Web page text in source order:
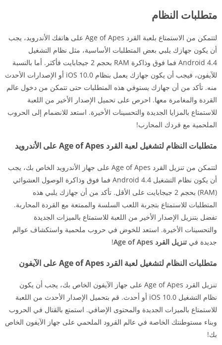
متطلبات النظام
لتتمكن من الاستمتاع بلعبة القرد Age of Apes على هاتفك الأندرويد، يجب
أن يكون جهازك يلبي بعض المتطلبات الأساسية، مثل نظام التشغيل
Android 4.4 فما فوق وذاكرة RAM بحجم 2 جيجابايت فأكثر. أما بالنسبة
للآيفون، فيجب أن يكون جهازك يعمل بنظام iOS 10.0 أو الإصدارات الأحدث
منه. تأكد من أن جهازك يستوفي هذه المتطلبات حتى تتمكن من دخول عالم
القردة والمغامرة معها. احرص على تحميل الإصدار الأخير من اللعبة
للاستمتاع بالمزايا الجديدة والتحسينات الأخيرة. استعد للانضمام إلى الحروب
الملحمية مع قردك المحارب!
متطلبات النظام لتشغيل لعبة القرد Age of Apes على الأندرويد
لتتمكن من تنزيل القرد Age of Apes على جهاز الأندرويد الخاص بك، يجب
أن يكون نظام التشغيل Android 4.4 فما فوق وذاكرة الوصول العشوائي
(RAM) بحجم 2 جيجابايت على الأقل. تأكد من أن جهازك يلبي هذه
المتطلبات للاستمتاع بتجربة اللعب السلسة والممتعة مع القردة المحاربة.
تفضل بتنزيل الإصدار الأخير من اللعبة للاستمتاع بالميزات الجديدة
والتحسينات الأخيرة. استعد للخوض في حروب ملحمية واستكشاف عوالم
جديدة في تنزيل القرد Age of Apes !
متطلبات النظام لتشغيل لعبة القرد Age of Apes على الآيفون
تنزيل القرد Age of Apes على جهاز الآيفون الخاص بك، يجب أن يكون
نظام التشغيل iOS 10.0 أو أحدث. قم بتحميل الإصدار الأحدث من اللعبة
للاستمتاع بالميزات الجديدة والمحتوى الإضافي. استمتع بالقتال في الحروب
وبناء مستوطنتك الخاصة في عالم القرود الملحمي على جهاز الآيفون الخاص
بك!